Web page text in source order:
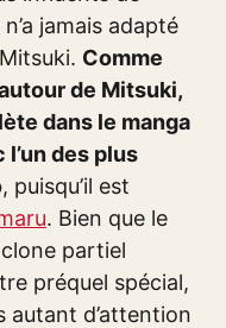
jamais adapté
Comme
de Mitsuki,
dans le manga
des plus
, puisqu’il est
. Bien que le
partiel
préquel spécial,
autant d’attention